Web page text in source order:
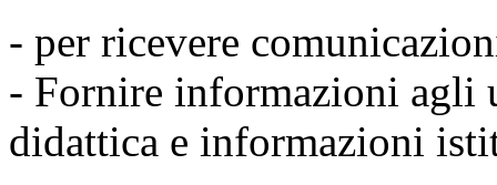
- per ricevere
- Fornire informazioni agli
didattica e informazioni